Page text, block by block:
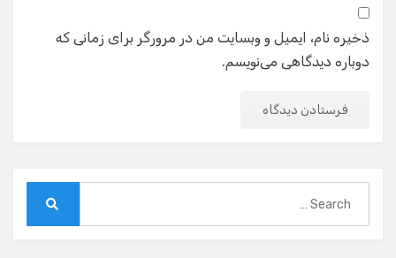
ذخیره نام، ایمیل و وبسایت من در مرورگر برای زمانی که
دوباره دیدگاهی می‌نویسم.